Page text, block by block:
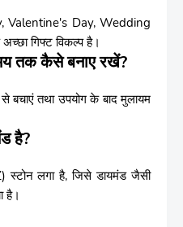
Valentine's Day, Wedding
गिफ्ट विकल्प है।
तक कैसे बनाए रखें?
बचाएं तथा उपयोग के बाद मुलायम
है?
स्टोन लगा है, जिसे डायमंड जैसी
है।